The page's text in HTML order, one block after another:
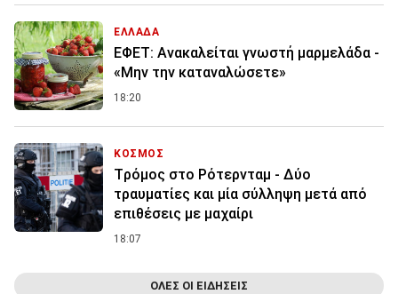
ΕΛΛΑΔΑ
ΕΦΕΤ: Ανακαλείται γνωστή μαρμελάδα -
«Μην την καταναλώσετε»
18:20
ΚΟΣΜΟΣ
Tρόμος στο Ρότερνταμ - Δύο
τραυματίες και μία σύλληψη μετά από
επιθέσεις με μαχαίρι
18:07
ΟΛΕΣ ΟΙ ΕΙΔΗΣΕΙΣ